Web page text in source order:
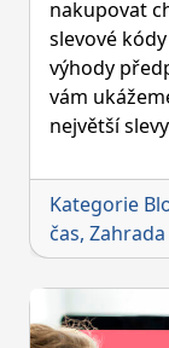
při
a
nakupovat
slevové
výhody
vám
největší
Kategorie
čas, Zahrada